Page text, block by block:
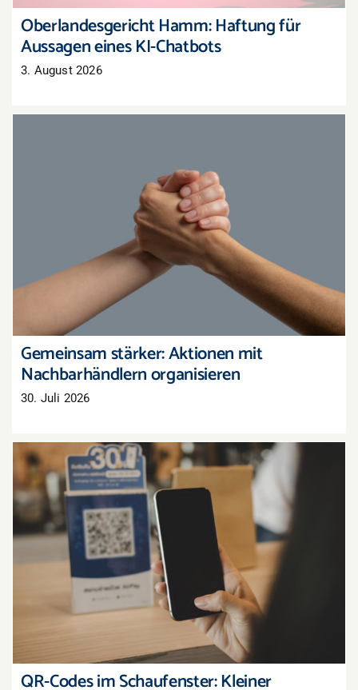
Oberlandesgericht Hamm: Haftung für
Aussagen eines KI-Chatbots
3. August 2026
Gemeinsam stärker: Aktionen mit
Nachbarhändlern organisieren
Gemeinsam stärker: Aktionen mit
Nachbarhändlern organisieren
30. Juli 2026
QR-Codes im Schaufenster: Kleiner Aufwand,
großer Effekt
QR-Codes im Schaufenster: Kleiner